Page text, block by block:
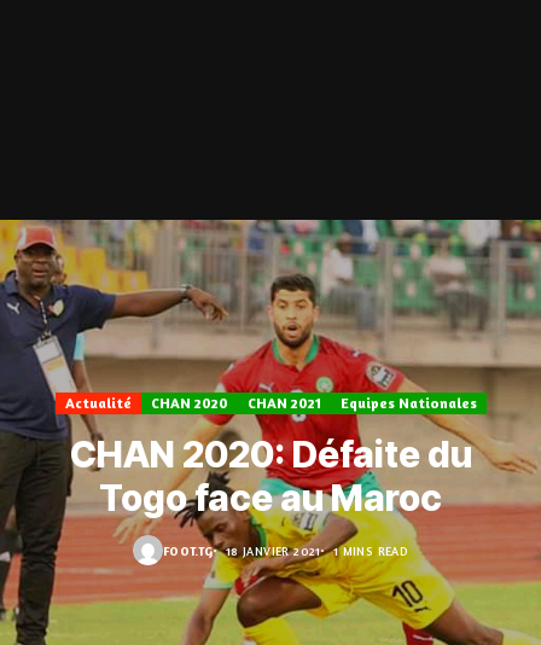
Actualité CHAN 2020 CHAN 2021 Equipes Nationales
CHAN 2020: Défaite du
Togo face au Maroc
FOOT.TG 18 JANVIER 2021 1 MINS READ